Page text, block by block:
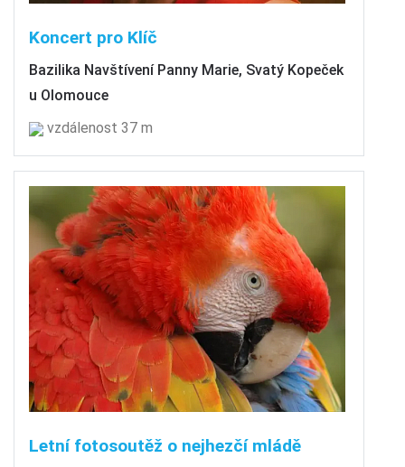
Koncert pro Klíč
Bazilika Navštívení Panny Marie, Svatý Kopeček
u Olomouce
vzdálenost 37 m
Letní fotosoutěž o nejhezčí mládě